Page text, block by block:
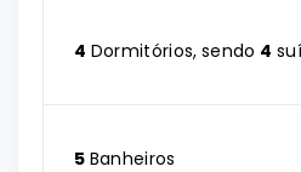
4 Dormitórios, sendo 4
5 Banheiros